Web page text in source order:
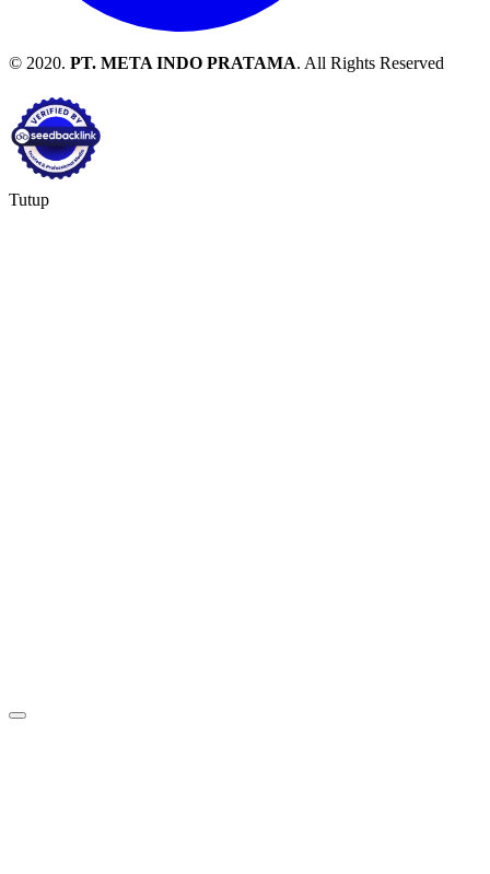
© 2020. PT. META INDO PRATAMA. All Rights Reserved
Tutup